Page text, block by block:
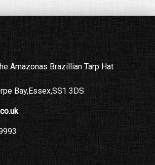
Amazonas Brazillian Tarp Hat
Bay,Essex,SS1 3DS